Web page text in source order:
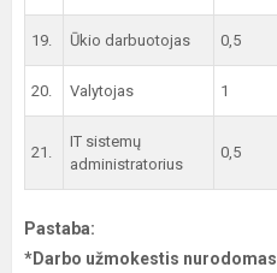
19. Ūkio darbuotojas 0,5
20. Valytojas 1
21.
IT sistemų
administratorius
0,5
Pastaba:
*Darbo užmokestis nurodomas